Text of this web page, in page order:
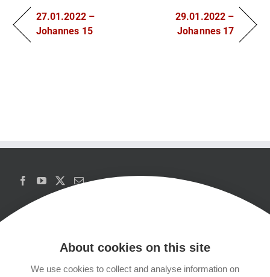
27.01.2022 –
Johannes 15
29.01.2022 –
Johannes 17
About cookies on this site
We use cookies to collect and analyse information on